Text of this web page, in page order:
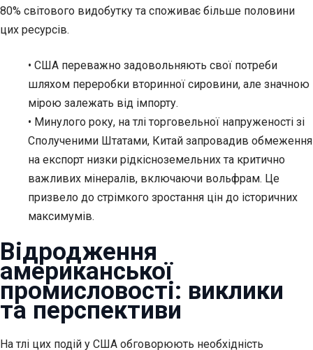
80% світового видобутку та споживає більше половини
цих ресурсів.
• США переважно задовольняють свої потреби
шляхом переробки вторинної сировини, але значною
мірою залежать від імпорту.
• Минулого року, на тлі торговельної напруженості зі
Сполученими Штатами, Китай запровадив обмеження
на експорт низки рідкісноземельних та критично
важливих мінералів, включаючи вольфрам. Це
призвело до стрімкого зростання цін до історичних
максимумів.
Відродження
американської
промисловості: виклики
та перспективи
На тлі цих подій у США обговорюють необхідність